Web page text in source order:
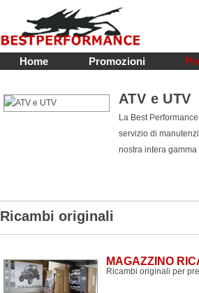
Home Promozioni
ATV e UTV
La Best
servizio di
nostra intera
Ricambi originali
MAGAZZINO
Ricambi originali per